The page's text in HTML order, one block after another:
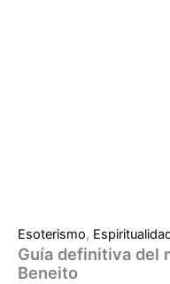
Esoterismo,
Guía definitiva del
Beneito